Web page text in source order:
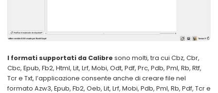
I formati supportati da Calibre sono molti, tra cui Cbz, Cbr,
Cbc, Epub, Fb2, Html, Lit, Lrf, Mobi, Odt, Pdf, Prc, Pdb, Pml, Rb, Rtf,
Tcr e Txt, l’applicazione consente anche di creare file nel
formato Azw3, Epub, Fb2, Oeb, Lit, Lrf, Mobi, Pdb, Pml, Rb, Pdf, Tcr e